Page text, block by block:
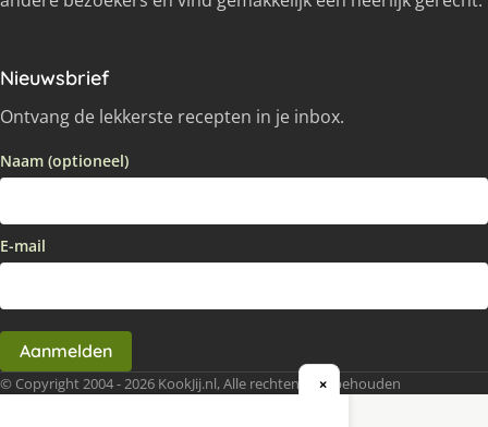
Nieuwsbrief
Ontvang de lekkerste recepten in je inbox.
Naam (optioneel)
E-mail
Aanmelden
© Copyright 2004 - 2026 KookJij.nl, Alle rechten voorbehouden
×